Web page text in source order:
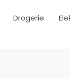
Drogerie